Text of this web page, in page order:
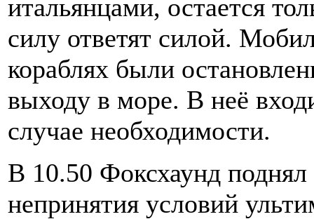
итальянцами, остается
силу ответят силой.
кораблях были
выходу в море. В неё
случае необходимости.
В 10.50 Фоксхаунд поднял
непринятия условий